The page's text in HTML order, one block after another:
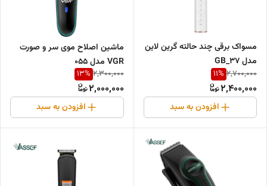
مسواک برقی چند حالته گرین لاین
مدل GB_37
2,700,000
11%
2,400,000
افزودن به سبد
ماشین اصلاح موی سر و صورت
VGR مدل 055
2,300,000
13%
2,000,000
افزودن به سبد